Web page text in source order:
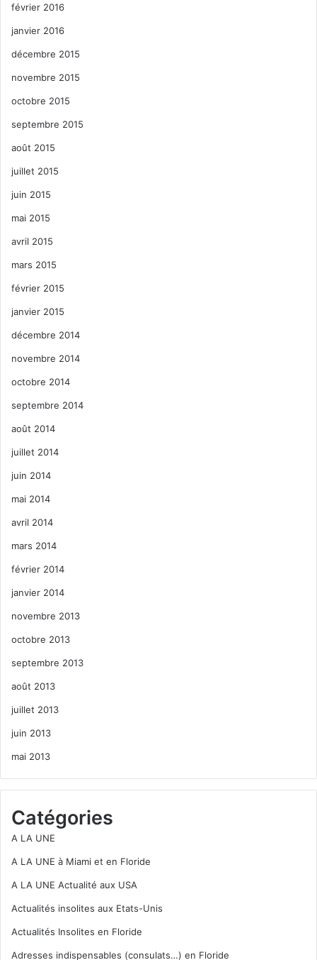
février 2016
janvier 2016
décembre 2015
novembre 2015
octobre 2015
septembre 2015
août 2015
juillet 2015
juin 2015
mai 2015
avril 2015
mars 2015
février 2015
janvier 2015
décembre 2014
novembre 2014
octobre 2014
septembre 2014
août 2014
juillet 2014
juin 2014
mai 2014
avril 2014
mars 2014
février 2014
janvier 2014
novembre 2013
octobre 2013
septembre 2013
août 2013
juillet 2013
juin 2013
mai 2013
Catégories
A LA UNE
A LA UNE à Miami et en Floride
A LA UNE Actualité aux USA
Actualités insolites aux Etats-Unis
Actualités Insolites en Floride
Adresses indispensables (consulats…) en Floride